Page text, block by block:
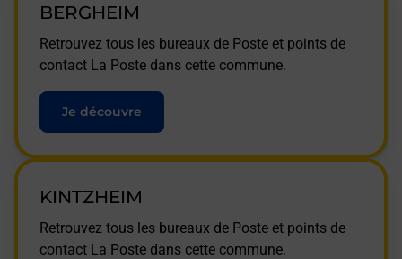
BERGHEIM
Retrouvez tous les bureaux de Poste et points de
contact La Poste dans cette commune.
Je découvre
KINTZHEIM
Retrouvez tous les bureaux de Poste et points de
contact La Poste dans cette commune.